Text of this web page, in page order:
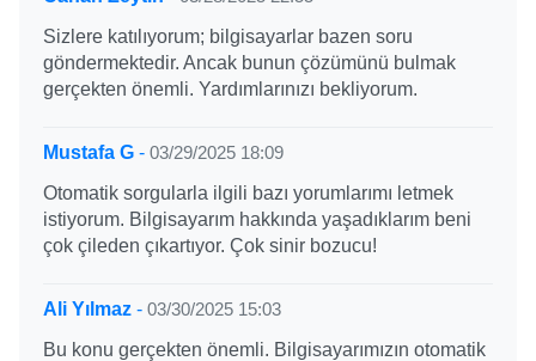
Sizlere katılıyorum; bilgisayarlar bazen soru
göndermektedir. Ancak bunun çözümünü bulmak
gerçekten önemli. Yardımlarınızı bekliyorum.
Mustafa G - 03/29/2025 18:09
Otomatik sorgularla ilgili bazı yorumlarımı letmek
istiyorum. Bilgisayarım hakkında yaşadıklarım beni
çok çileden çıkartıyor. Çok sinir bozucu!
Ali Yılmaz - 03/30/2025 15:03
Bu konu gerçekten önemli. Bilgisayarımızın otomatik